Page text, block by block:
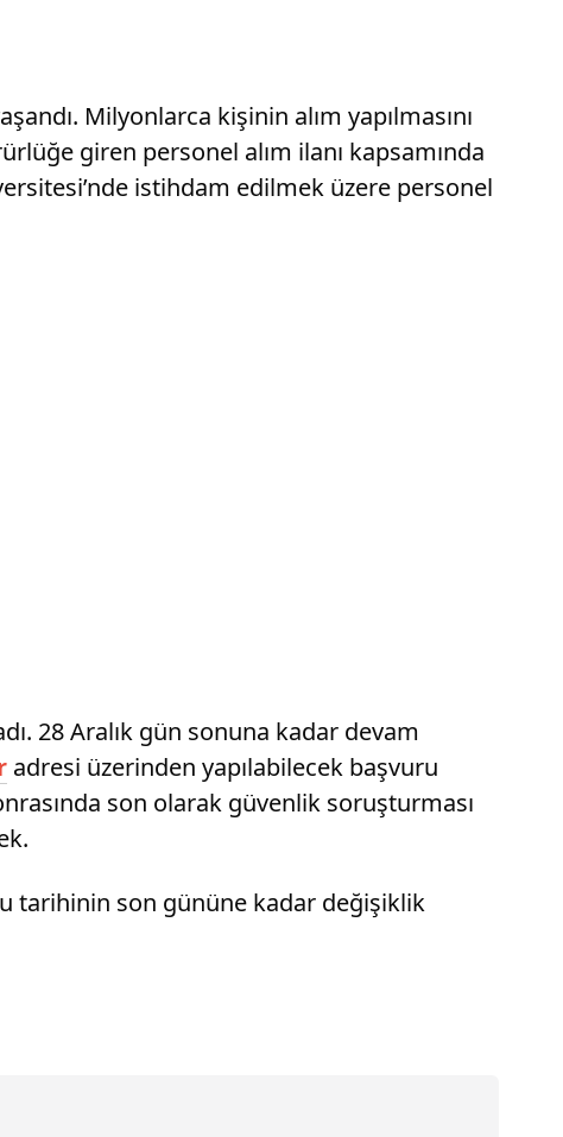
Milyonlarca kişinin alım yapılmasını
giren personel alım ilanı kapsamında
istihdam edilmek üzere personel
28 Aralık gün sonuna kadar devam
adresi üzerinden yapılabilecek başvuru
son olarak güvenlik soruşturması
tarihinin son gününe kadar değişiklik